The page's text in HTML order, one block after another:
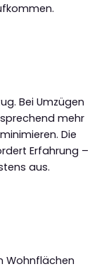
Bei Umzügen
mehr
Die
Erfahrung –
aus.
Wohnflächen